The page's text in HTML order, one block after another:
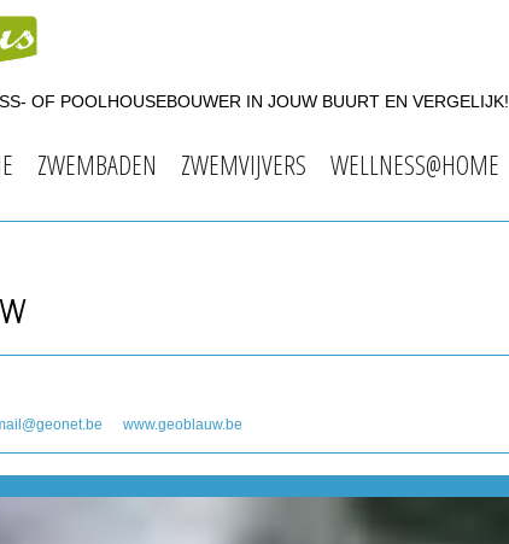
OF POOLHOUSEBOUWER IN JOUW BUURT EN VERGELIJK!
ZWEMBADEN ZWEMVIJVERS WELLNESS@HOME
www.geoblauw.be